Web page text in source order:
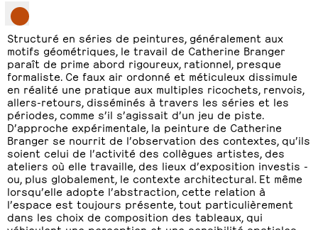
Structuré en séries de peintures, généralement aux
motifs géométriques, le travail de Catherine Branger
paraît de prime abord rigoureux, rationnel, presque
formaliste. Ce faux air ordonné et méticuleux dissimule
en réalité une pratique aux multiples ricochets, renvois,
allers-retours, disséminés à travers les séries et les
périodes, comme s’il s’agissait d’un jeu de piste.
D’approche expérimentale, la peinture de Catherine
Branger se nourrit de l’observation des contextes, qu’ils
soient celui de l’activité des collègues artistes, des
ateliers où elle travaille, des lieux d’exposition investis -
ou, plus globalement, le contexte architectural. Et même
lorsqu’elle adopte l’abstraction, cette relation à
l’espace est toujours présente, tout particulièrement
dans les choix de composition des tableaux, qui